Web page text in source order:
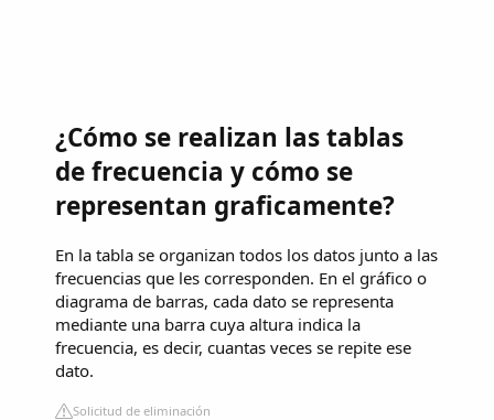
¿Cómo se realizan las tablas
de frecuencia y cómo se
representan graficamente?
En la tabla se organizan todos los datos junto a las
frecuencias que les corresponden. En el gráfico o
diagrama de barras, cada dato se representa
mediante una barra cuya altura indica la
frecuencia, es decir, cuantas veces se repite ese
dato.
Solicitud de eliminación